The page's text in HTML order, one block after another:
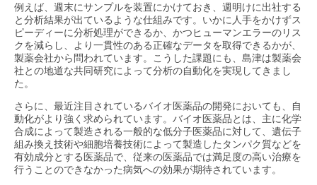
例えば、週末にサンプルを装置にかけておき、週明けに出社する
と分析結果が出ているような仕組みです。いかに人手をかけずス
ピーディーに分析処理ができるか、かつヒューマンエラーのリス
クを減らし、より一貫性のある正確なデータを取得できるかが、
製薬会社から問われています。こうした課題にも、島津は製薬会
社との地道な共同研究によって分析の自動化を実現してきまし
た。
さらに、最近注目されているバイオ医薬品の開発においても、自
動化がより強く求められています。バイオ医薬品とは、主に化学
合成によって製造される一般的な低分子医薬品に対して、遺伝子
組み換え技術や細胞培養技術によって製造したタンパク質などを
有効成分とする医薬品で、従来の医薬品では満足度の高い治療を
行うことのできなかった病気への効果が期待されています。